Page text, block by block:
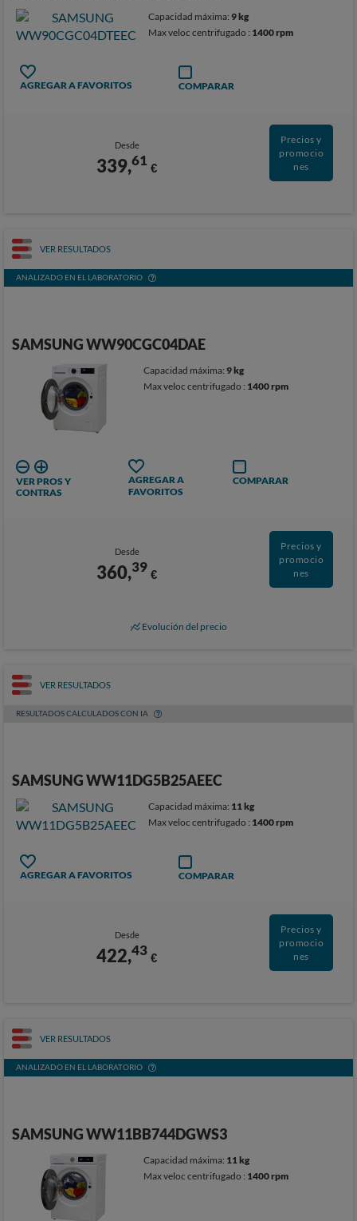
Capacidad máxima: 9 kg
Max veloc centrifugado : 1400 rpm
AGREGAR A FAVORITOS COMPARAR
Desde
339,61 €
Precios y
promocio
nes
VER RESULTADOS
ANALIZADO EN EL LABORATORIO
SAMSUNG WW90CGC04DAE
Capacidad máxima:9 kg
Max veloc centrifugado : 1400 rpm
VER PROS Y
CONTRAS
AGREGAR A
FAVORITOS
COMPARAR
Desde
360,39 €
Precios y
promocio
nes
Evolución del precio
VER RESULTADOS
RESULTADOS CALCULADOS CON IA
SAMSUNG WW11DG5B25AEEC
Capacidad máxima: 11 kg
Max veloc centrifugado : 1400 rpm
AGREGAR A FAVORITOS COMPARAR
Desde
422,43 €
Precios y
promocio
nes
VER RESULTADOS
ANALIZADO EN EL LABORATORIO
SAMSUNG WW11BB744DGWS3
Capacidad máxima: 11 kg
Max veloc centrifugado : 1400 rpm